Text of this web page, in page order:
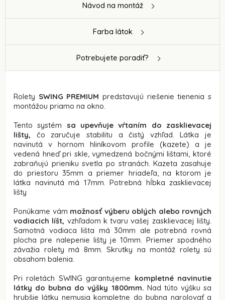
Návod na montáž
Farba látok
Potrebujete poradiť?
Rolety SWING PREMIUM predstavujú riešenie tienenia s
montážou priamo na okno.
Tento systém sa upevňuje vŕtaním do zasklievacej
lišty, čo zaručuje stabilitu a čistý vzhľad. Látka je
navinutá v hornom hliníkovom profile (kazete) a je
vedená hneď pri skle, vymedzená bočnými lištami, ktoré
zabraňujú prieniku svetla po stranách. Kazeta zasahuje
do priestoru 35mm a priemer hriadeľa, na ktorom je
látka navinutá má 17mm. Potrebná hĺbka zasklievacej
lišty
Ponúkame vám možnosť výberu oblých alebo rovných
vodiacich líšt, vzhľadom k tvaru vašej zasklievacej lišty.
Samotná vodiaca lišta má 30mm ale potrebná rovná
plocha pre nalepenie lišty je 10mm. Priemer spodného
závažia rolety má 8mm. Skrutky na montáž rolety sú
obsahom balenia.
Pri roletách SWING garantujeme kompletné navinutie
látky do bubna do výšky 1800mm. Nad túto výšku sa
hrubšie látky nemusia kompletne do bubna narolovať a